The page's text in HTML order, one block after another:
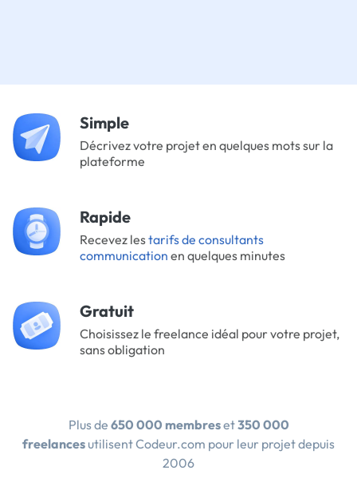
Simple
Décrivez votre projet en quelques mots sur la
plateforme
Rapide
Recevez lestarifs de consultants
communication en quelques minutes
Gratuit
Choisissez le freelance idéal pour votre projet,
sans obligation
Plus de 650 000 membreset350 000
freelances utilisent Codeur.com pour leur projet depuis
2006